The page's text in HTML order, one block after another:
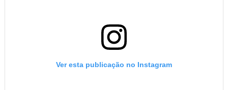
Ver esta publicação no Instagram